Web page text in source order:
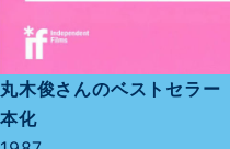
丸木俊さんのベストセラー
本化